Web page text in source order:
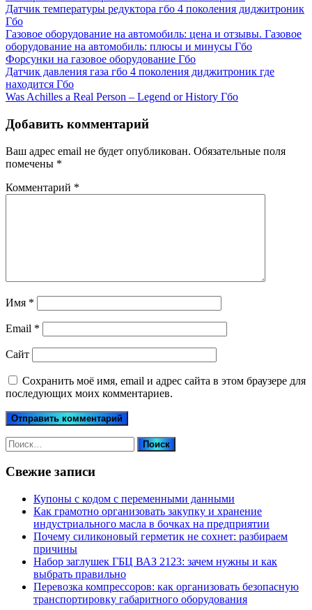
Датчик температуры редуктора гбо 4 поколения диджитроник
Гбо
Газовое оборудование на автомобиль: цена и отзывы. Газовое
оборудование на автомобиль: плюсы и минусы Гбо
Форсунки на газовое оборудование Гбо
Датчик давления газа гбо 4 поколения диджитроник где
находится Гбо
Was Achilles a Real Person – Legend or History Гбо
Добавить комментарий
Ваш адрес email не будет опубликован. Обязательные поля
помечены *
Комментарий *
Имя *
Email *
Сайт
Сохранить моё имя, email и адрес сайта в этом браузере для
последующих моих комментариев.
Найти:
Свежие записи
Купоны c кодом с переменными данными
Как грамотно организовать закупку и хранение
индустриального масла в бочках на предприятии
Почему силиконовый герметик не сохнет: разбираем
причины
Набор заглушек ГБЦ ВАЗ 2123: зачем нужны и как
выбрать правильно
Перевозка компрессоров: как организовать безопасную
транспортировку габаритного оборудования